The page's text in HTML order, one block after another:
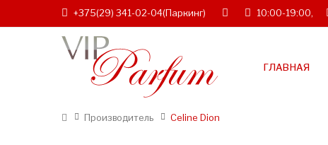
+375(29) 341-02-04(Паркинг) 10:00-19:00,
ГЛАВНАЯ
Производитель Celine Dion